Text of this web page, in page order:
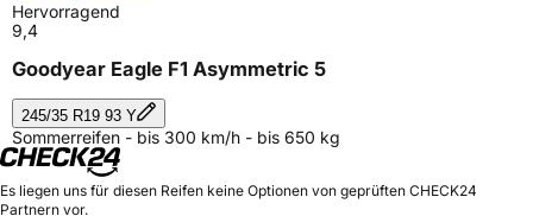
Hervorragend
9,4
Goodyear Eagle F1 Asymmetric 5
245/35 R19 93 Y
Sommerreifen - bis 300 km/h - bis 650 kg
Es liegen uns für diesen Reifen keine Optionen von geprüften CHECK24
Partnern vor.